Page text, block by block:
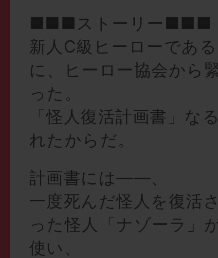
■■■ストーリー■■■
新人C級ヒーローであ
に、ヒーロー協会から
った。
「怪人復活計画書」な
れたからだ。
計画書には——、
一度死んだ怪人を復活
った怪人「ナゾーラ」
使い、